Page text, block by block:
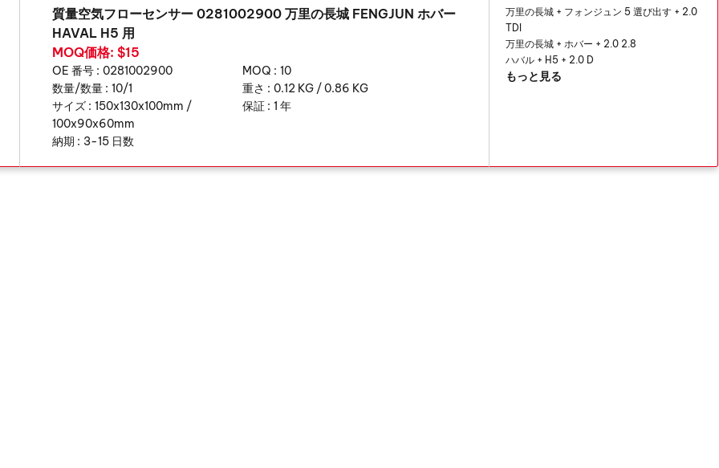
質量空気フローセンサー 0281002900 万里の長城 FENGJUN ホバー
HAVAL H5 用
MOQ価格: $15
OE 番号 : 0281002900 MOQ : 10
数量/数量 : 10/1 重さ : 0.12 KG / 0.86 KG
サイズ : 150x130x100mm /
100x90x60mm
保証 : 1 年
納期 : 3-15 日数
万里の長城 + フォンジュン 5 選び出す + 2.0
TDI
万里の長城 + ホバー + 2.0 2.8
ハバル + H5 + 2.0 D
もっと見る